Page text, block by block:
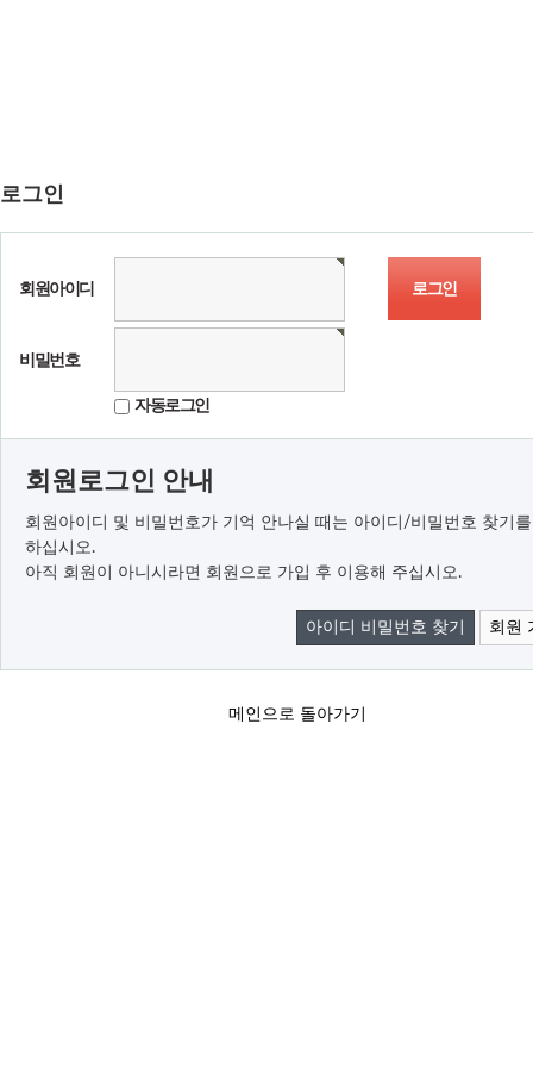
로그인
회원아이디
비밀번호
자동로그인
회원로그인 안내
회원아이디 및 비밀번호가 기억 안나실 때는 아이디/비밀번호 찾기
하십시오.
아직 회원이 아니시라면 회원으로 가입 후 이용해 주십시오.
아이디 비밀번호 찾기 회원
메인으로 돌아가기